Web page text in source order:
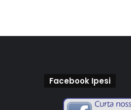
Facebook Ipesi